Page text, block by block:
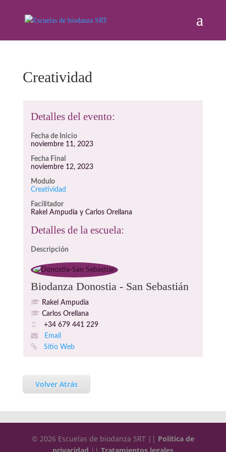
Creatividad
Detalles del evento:
Fecha de Inicio
noviembre 11, 2023
Fecha Final
noviembre 12, 2023
Modulo
Creatividad
Facilitador
Rakel Ampudia y Carlos Orellana
Detalles de la escuela:
Descripción
Biodanza Donostia - San Sebastián
Rakel Ampudia
Carlos Orellana
+34 679 441 229
Email
Sitio Web
Volver Atrás
© 2026 Escuelas de biodanza SRT || Política de